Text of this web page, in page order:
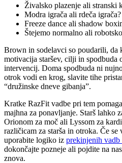
Živalsko plazenje ali stranski
Modra igrača ali rdeča igrača?
Freeze dance ali shadow
Štejemo normalno ali
Brown in sodelavci so poudarili, da
motivacija staršev, cilji in spodbuda
intervencij. Doma spodbuda ni
otrok vodi en krog, slavite tihe
“družinske dneve gibanja”.
Kratke RazFit vadbe pri tem
majhna za ponavljanje. Starš lahko
Orionom za moč ali Lyssom za
različicam za starša in otroka. Če se
uporabite logiko iz prekinjenih vadb
dokončajte pozneje ali pojdite na
znova.